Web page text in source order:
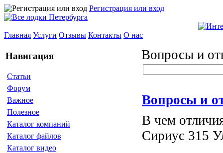
Регистрация или вход
Главная Услуги Отзывы Контакты О нас
Навигация
Статьи
Форум
Важное
Полезное
Каталог компаний
Каталог файлов
Каталог видео
Вопросы и
Вопросы и
В чем
Сириус 315